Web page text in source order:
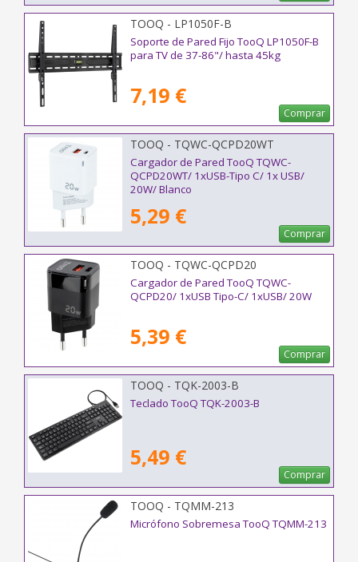
TOOQ - LP1050F-B
Soporte de Pared Fijo TooQ LP1050F-B
para TV de 37-86"/ hasta 45kg
7,19 €
Comprar
TOOQ - TQWC-QCPD20WT
Cargador de Pared TooQ TQWC-
QCPD20WT/ 1xUSB-Tipo C/ 1x USB/
20W/ Blanco
5,29 €
Comprar
TOOQ - TQWC-QCPD20
Cargador de Pared TooQ TQWC-
QCPD20/ 1xUSB Tipo-C/ 1xUSB/ 20W
5,39 €
Comprar
TOOQ - TQK-2003-B
Teclado TooQ TQK-2003-B
5,49 €
Comprar
TOOQ - TQMM-213
Micrófono Sobremesa TooQ TQMM-213